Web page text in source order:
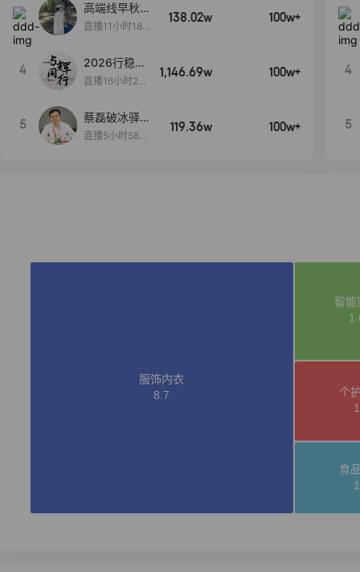
高端线早秋现
货首发
直播11小时18分
138.02w 100w+
4
2026行稳致
远
直播16小时20
1,146.69w 100w+
5
蔡磊破冰驿站
直播间好物分
直播5小时58分
119.36w 100w+
4
5